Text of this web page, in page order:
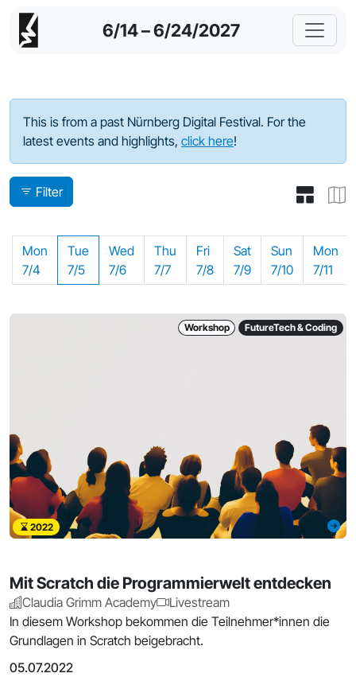
6/14 – 6/24/2027
Program - 2022
This is from a past Nürnberg Digital Festival. For the
latest events and highlights, click here!
Filter
Mon
7/4
Tue
7/5
Wed
7/6
Thu
7/7
Fri
7/8
Sat
7/9
Sun
7/10
Mon
7/11
Workshop FutureTech & Coding
2022
Mit Scratch die Programmierwelt entdecken
Claudia Grimm Academy
Livestream
In diesem Workshop bekommen die Teilnehmer*innen die
Grundlagen in Scratch beigebracht.
05.07.2022